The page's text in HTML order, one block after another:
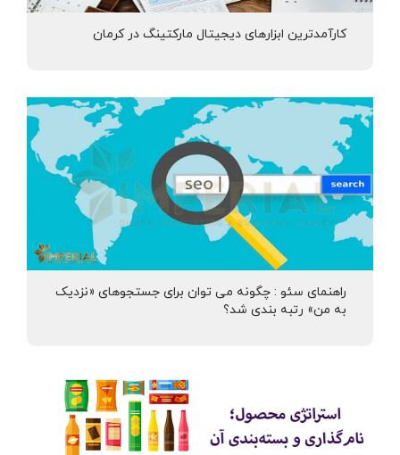
کارآمدترین ابزارهای دیجیتال مارکتینگ در کرمان
راهنمای سئو : چگونه می توان برای جستجوهای «نزدیک
به من» رتبه بندی شد؟